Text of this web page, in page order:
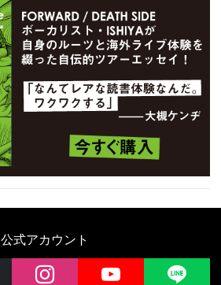
公式アカウント
instagram YouTube